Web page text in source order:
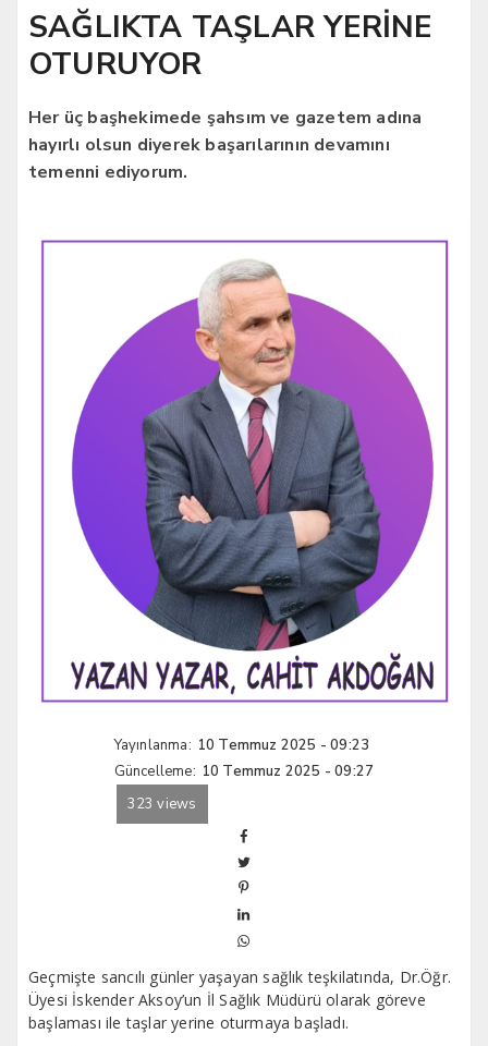
SAĞLIKTA TAŞLAR YERİNE
OTURUYOR
Her üç başhekimede şahsım ve gazetem adına
hayırlı olsun diyerek başarılarının devamını
temenni ediyorum.
Yayınlanma: 10 Temmuz 2025 - 09:23
Güncelleme: 10 Temmuz 2025 - 09:27
323 views
Geçmişte sancılı günler yaşayan sağlık teşkilatında, Dr.Öğr.
Üyesi İskender Aksoy’un İl Sağlık Müdürü olarak göreve
başlaması ile taşlar yerine oturmaya başladı.